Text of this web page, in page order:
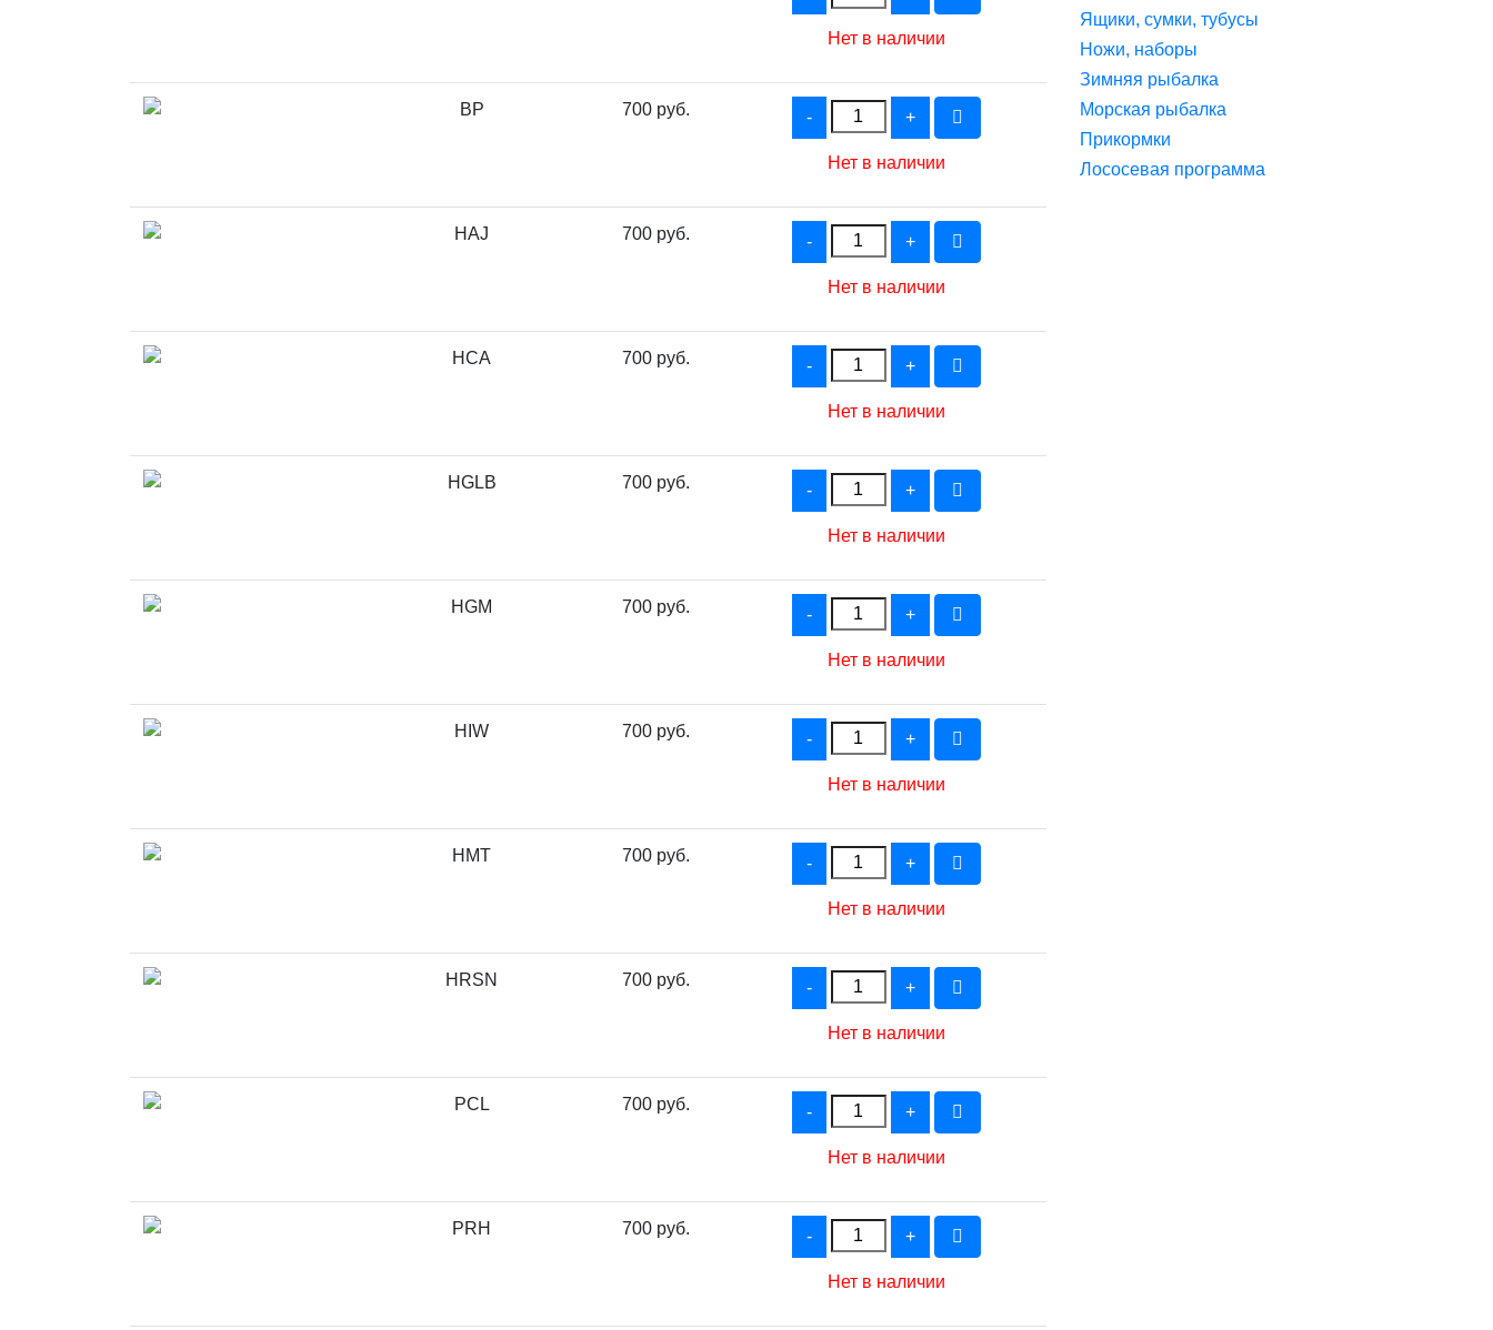
Нет в наличии
BP 700 руб.
Нет в наличии
HAJ 700 руб.
Нет в наличии
HCA 700 руб.
Нет в наличии
HGLB 700 руб.
Нет в наличии
HGM 700 руб.
Нет в наличии
HIW 700 руб.
Нет в наличии
HMT 700 руб.
Нет в наличии
HRSN 700 руб.
Нет в наличии
PCL 700 руб.
Нет в наличии
PRH 700 руб.
Нет в наличии
Ящики, сумки, тубусы
Ножи, наборы
Зимняя рыбалка
Морская рыбалка
Прикормки
Лососевая программа